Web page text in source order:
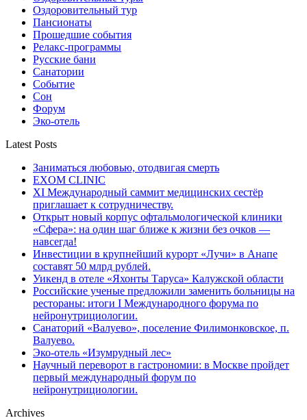
Оздоровительный тур
Пансионаты
Прошедшие события
Релакс-программы
Русские бани
Санатории
Событие
Сон
Форум
Эко-отель
Latest Posts
Заниматься любовью, отодвигая смерть
EXOM CLINIC
XI Международный саммит медицинских сестёр
приглашает к сотрудничеству.
Открыт новый корпус офтальмологической клиники
«Сфера»: на один шаг ближе к жизни без очков —
навсегда!
Инвестиции в крупнейший курорт «Лучи» в Анапе
составят 50 млрд рублей.
Уикенд в отеле «Яхонты Таруса» Калужской области
Российские ученые предложили заменить больницы на
рестораны: итоги I Международного форума по
нейронутрициологии.
Санаторий «Валуево», поселение Филимонковское, п.
Валуево.
Эко-отель «Изумрудный лес»
Научный переворот в гастрономии: в Москве пройдет
первый международный форум по
нейронутрициологии.
Archives